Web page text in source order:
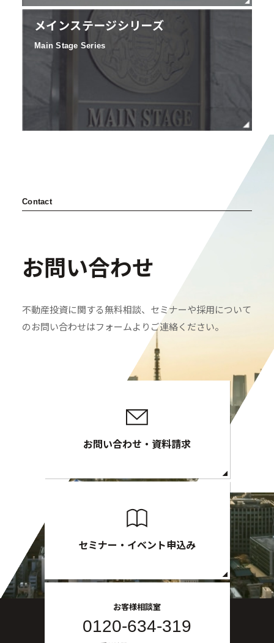
メインステージシリーズ
Main Stage Series
Contact
お問い合わせ
不動産投資に関する無料相談、セミナーや採用について
のお問い合わせはフォームよりご連絡ください。
お問い合わせ・資料請求
セミナー・イベント申込み
お客様相談室
0120-634-319